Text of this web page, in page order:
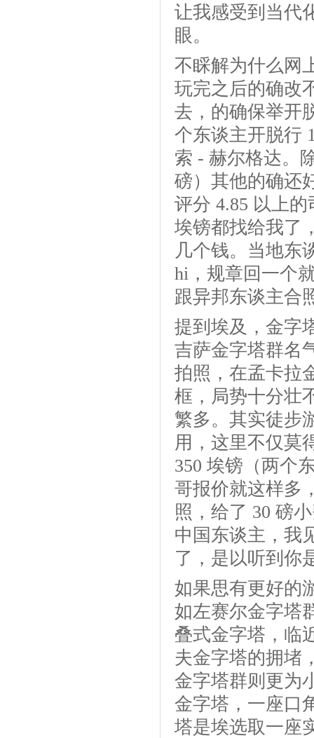
让我感受到当代
眼。
不睬解为什么网
玩完之后的确改
去，的确保举开
个东谈主开脱行
索 - 赫尔格达。
磅）其他的确还
评分 4.85 以上
埃镑都找给我了
几个钱。当地东
hi，规章回一个
跟异邦东谈主合
提到埃及，金字
吉萨金字塔群名
拍照，在孟卡拉
框，局势十分壮
繁多。其实徒步
用，这里不仅莫
350 埃镑（两个
哥报价就这样多
照，给了 30 磅
中国东谈主，我
了，是以听到你
如果思有更好的
如左赛尔金字塔
叠式金字塔，临
夫金字塔的拥堵
金字塔群则更为
金字塔，一座口
塔是埃选取一座